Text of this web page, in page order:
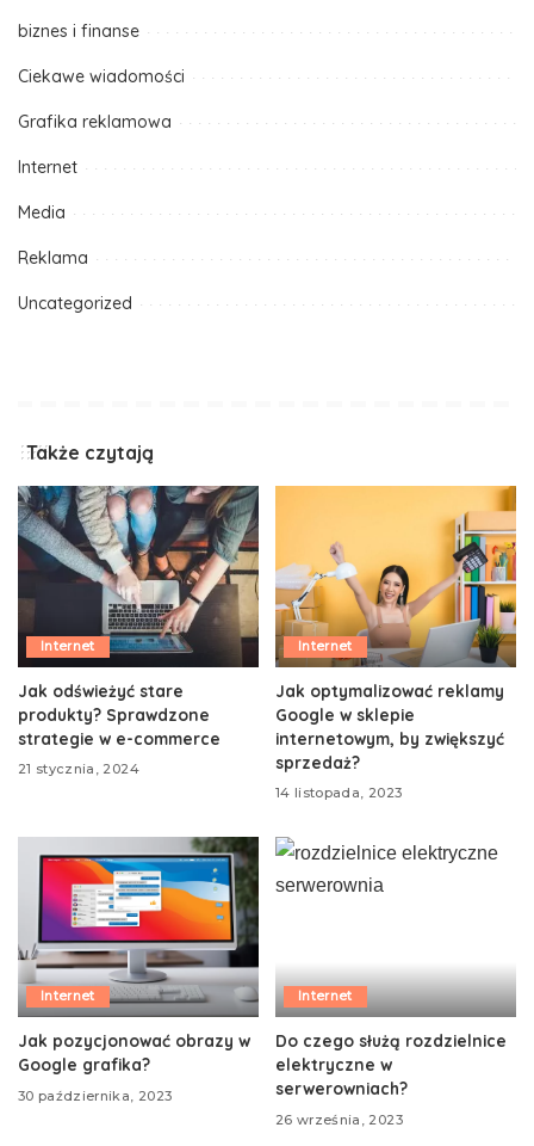
biznes i finanse
Ciekawe wiadomości
Grafika reklamowa
Internet
Media
Reklama
Uncategorized
Także czytają
Internet
Jak odświeżyć stare
produkty? Sprawdzone
strategie w e-commerce
21 stycznia, 2024
Internet
Jak optymalizować reklamy
Google w sklepie
internetowym, by zwiększyć
sprzedaż?
14 listopada, 2023
Internet
Jak pozycjonować obrazy w
Google grafika?
30 października, 2023
Internet
Do czego służą rozdzielnice
elektryczne w
serwerowniach?
26 września, 2023